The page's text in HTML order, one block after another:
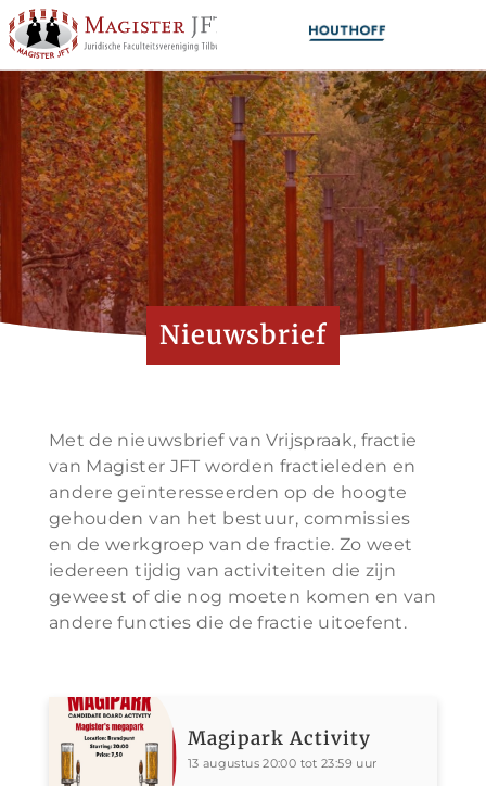
Nieuwsbrief
Met de nieuwsbrief van Vrijspraak, fractie
van Magister JFT worden fractieleden en
andere geïnteresseerden op de hoogte
gehouden van het bestuur, commissies
en de werkgroep van de fractie. Zo weet
iedereen tijdig van activiteiten die zijn
geweest of die nog moeten komen en van
andere functies die de fractie uitoefent.
Magipark Activity
13 augustus 20:00 tot 23:59 uur